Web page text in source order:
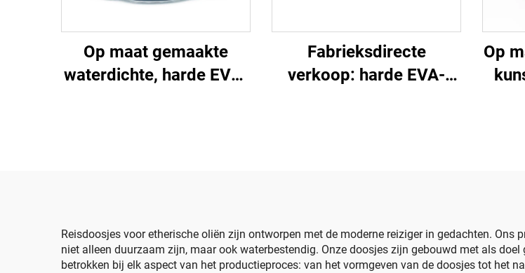
Op maat gemaakte
waterdichte, harde EVA-
Fabrieksdirecte
verkoop: harde EVA-
Op
Reisdoosjes voor etherische oliën zijn ontworpen met de moderne reiziger in gedachten. Ons
niet alleen duurzaam zijn, maar ook waterbestendig. Onze doosjes zijn gebouwd met als
betrokken bij elk aspect van het productieproces: van het vormgeven van de doosjes tot het